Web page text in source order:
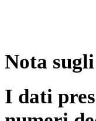
Nota
I dati